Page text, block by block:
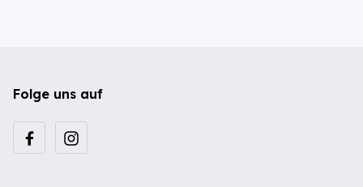
Folge uns auf